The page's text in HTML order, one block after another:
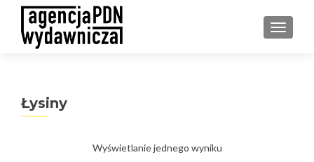
Łysiny
Wyświetlanie jednego wyniku